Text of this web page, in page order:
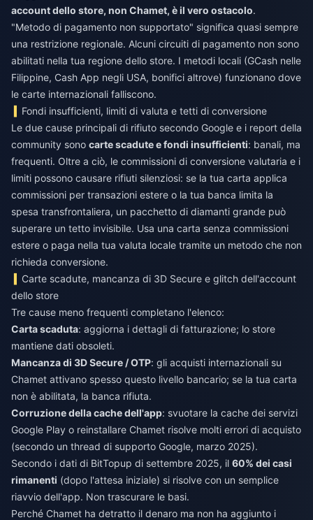
account dello store, non Chamet, è il vero ostacolo.
"Metodo di pagamento non supportato" significa quasi sempre
una restrizione regionale. Alcuni circuiti di pagamento non sono
abilitati nella tua regione dello store. I metodi locali (GCash nelle
Filippine, Cash App negli USA, bonifici altrove) funzionano dove
le carte internazionali falliscono.
Fondi insufficienti, limiti di valuta e tetti di conversione
Le due cause principali di rifiuto secondo Google e i report della
community sono carte scadute e fondi insufficienti: banali, ma
frequenti. Oltre a ciò, le commissioni di conversione valutaria e i
limiti possono causare rifiuti silenziosi: se la tua carta applica
commissioni per transazioni estere o la tua banca limita la
spesa transfrontaliera, un pacchetto di diamanti grande può
superare un tetto invisibile. Usa una carta senza commissioni
estere o paga nella tua valuta locale tramite un metodo che non
richieda conversione.
Carte scadute, mancanza di 3D Secure e glitch dell'account
dello store
Tre cause meno frequenti completano l'elenco:
Carta scaduta: aggiorna i dettagli di fatturazione; lo store
mantiene dati obsoleti.
Mancanza di 3D Secure / OTP: gli acquisti internazionali su
Chamet attivano spesso questo livello bancario; se la tua carta
non è abilitata, la banca rifiuta.
Corruzione della cache dell'app: svuotare la cache dei servizi
Google Play o reinstallare Chamet risolve molti errori di acquisto
(secondo un thread di supporto Google, marzo 2025).
Secondo i dati di BitTopup di settembre 2025, il 60% dei casi
rimanenti (dopo l'attesa iniziale) si risolve con un semplice
riavvio dell'app. Non trascurare le basi.
Perché Chamet ha detratto il denaro ma non ha aggiunto i